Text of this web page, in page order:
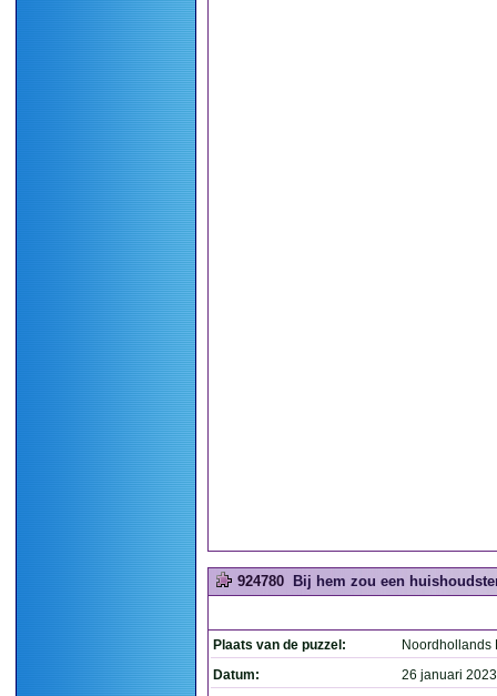
924780 Bij hem zou een
Plaats van de puzzel:
Noordhollands
Datum:
26 januari